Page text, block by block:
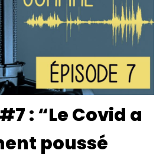
: “Le Covid a
poussé